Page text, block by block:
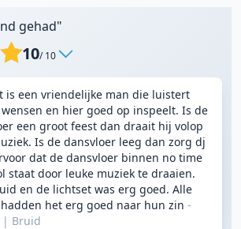
gehad"
10/ 10
is een vriendelijke man die luistert
en hier goed op inspeelt. Is de
een groot feest dan draait hij volop
Is de dansvloer leeg dan zorg dj
dat de dansvloer binnen no time
staat door leuke muziek te draaien.
en de lichtset was erg goed. Alle
het erg goed naar hun zin -
| Bruid